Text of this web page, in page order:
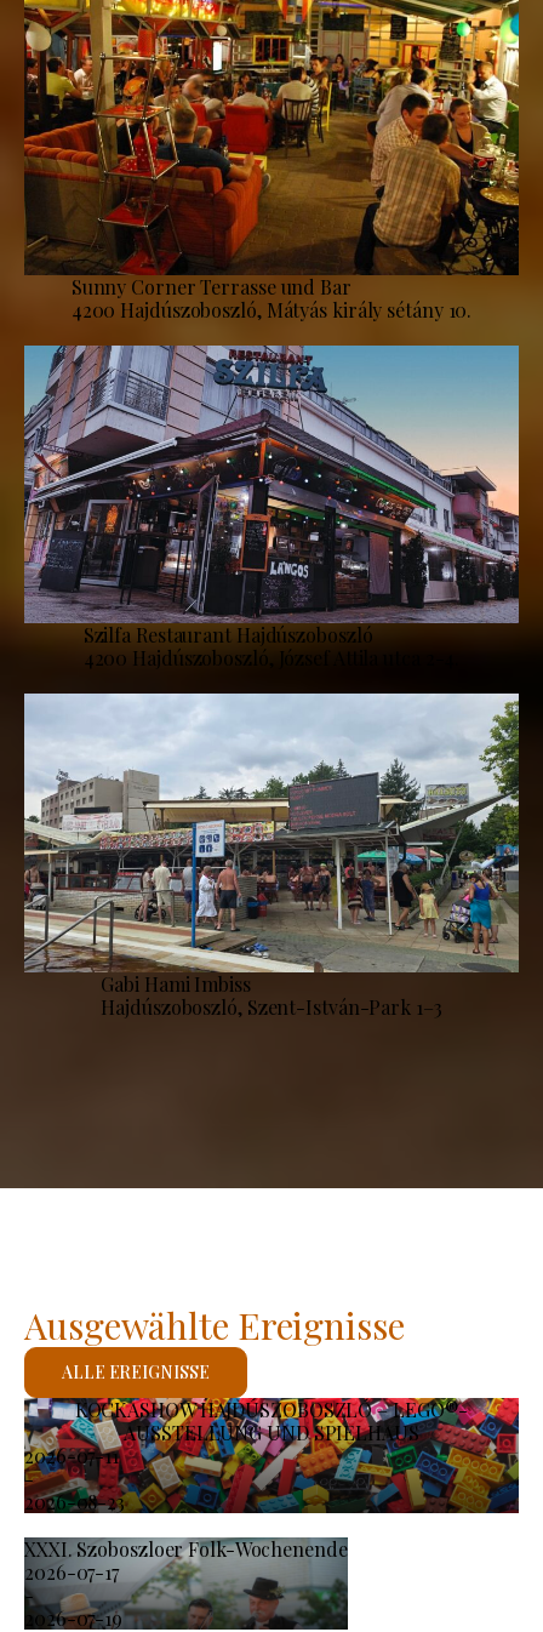
Sunny Corner Terrasse und Bar
4200 Hajdúszoboszló, Mátyás király sétány 10.
Szilfa Restaurant Hajdúszoboszló
4200 Hajdúszoboszló, József Attila utca 2-4.
Gabi Hami Imbiss
Hajdúszoboszló, Szent-István-Park 1–3
KOCKASHOW HAJDÚSZOBOSZLÓ – LEGO®-
AUSSTELLUNG UND SPIELHAUS
2026-07-11
-
2026-08-23
XXXI. Szoboszloer Folk-Wochenende
2026-07-17
-
2026-07-19
Ausgewählte Ereignisse
ALLE EREIGNISSE